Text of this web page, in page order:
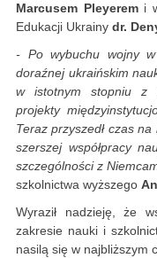
Marcusem Pleyeremi
Edukacji Ukrainy dr.
- Po wybuchu wojny
doraźnej ukraińskim
w istotnym stopniu z
projekty
Teraz przyszedł czas
szerszej współpracy
szczególności z
szkolnictwa wyższego
Wyraził nadzieję, że
zakresie nauki i
nasilą się w najbliższym